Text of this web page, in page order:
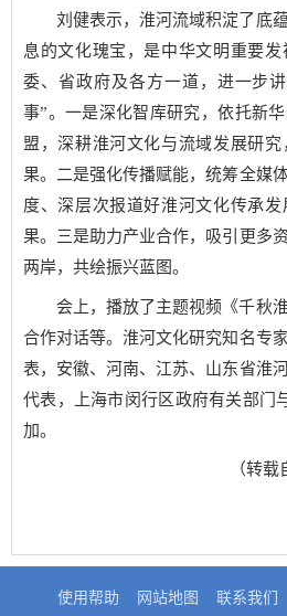
刘健表示，淮河流域积淀了底
息的文化瑰宝，是中华文明重要
委、省政府及各方一道，进一步
事”。一是深化智库研究，依托新
盟，深耕淮河文化与流域发展研
果。二是强化传播赋能，统筹全媒
度、深层次报道好淮河文化传承
果。三是助力产业合作，吸引更多
两岸，共绘振兴蓝图。
会上，播放了主题视频《千秋
合作对话等。淮河文化研究知名专
表，安徽、河南、江苏、山东省淮
代表，上海市闵行区政府有关部门
加。
（转
使用帮助 网站地图 联系我们